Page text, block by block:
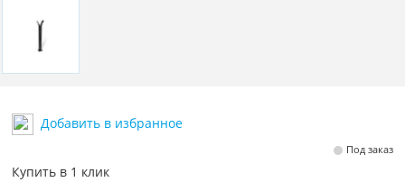
Добавить в избранное
Под заказ
Купить в 1 клик